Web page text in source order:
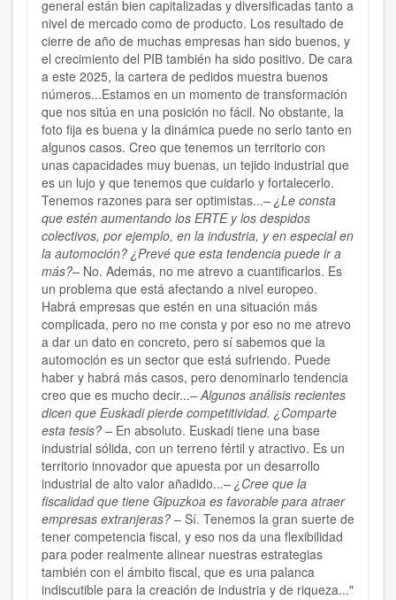
general están bien capitalizadas y diversificadas tanto a
nivel de mercado como de producto. Los resultado de
cierre de año de muchas empresas han sido buenos, y
el crecimiento del PIB también ha sido positivo. De cara
a este 2025, la cartera de pedidos muestra buenos
números...Estamos en un momento de transformación
que nos sitúa en una posición no fácil. No obstante, la
foto fija es buena y la dinámica puede no serlo tanto en
algunos casos. Creo que tenemos un territorio con
unas capacidades muy buenas, un tejido industrial que
es un lujo y que tenemos que cuidarlo y fortalecerlo.
Tenemos razones para ser optimistas...– ¿Le consta
que estén aumentando los ERTE y los despidos
colectivos, por ejemplo, en la industria, y en especial en
la automoción? ¿Prevé que esta tendencia puede ir a
más?– No. Además, no me atrevo a cuantificarlos. Es
un problema que está afectando a nivel europeo.
Habrá empresas que estén en una situación más
complicada, pero no me consta y por eso no me atrevo
a dar un dato en concreto, pero sí sabemos que la
automoción es un sector que está sufriendo. Puede
haber y habrá más casos, pero denominarlo tendencia
creo que es mucho decir...– Algunos análisis recientes
dicen que Euskadi pierde competitividad. ¿Comparte
esta tesis? – En absoluto. Euskadi tiene una base
industrial sólida, con un terreno fértil y atractivo. Es un
territorio innovador que apuesta por un desarrollo
industrial de alto valor añadido...– ¿Cree que la
fiscalidad que tiene Gipuzkoa es favorable para atraer
empresas extranjeras? – Sí. Tenemos la gran suerte de
tener competencia fiscal, y eso nos da una flexibilidad
para poder realmente alinear nuestras estrategias
también con el ámbito fiscal, que es una palanca
indiscutible para la creación de industria y de riqueza..."